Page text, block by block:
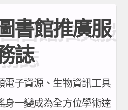
書館推廣服
誌
電子資源、生物資訊工具
身一變成為全方位學術達